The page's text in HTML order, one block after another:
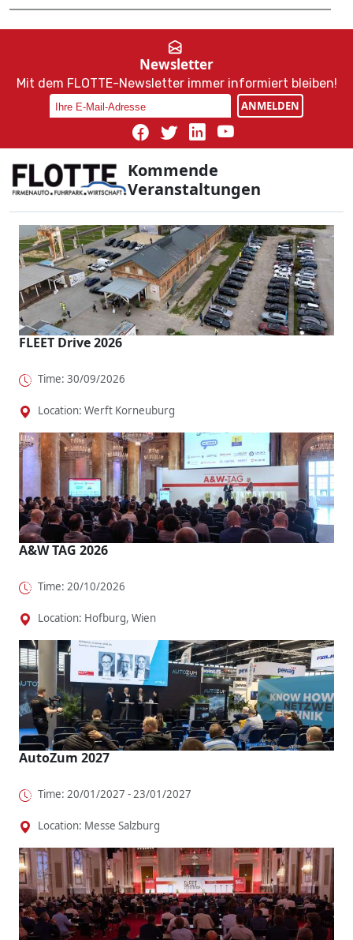
Newsletter
Mit dem FLOTTE-Newsletter immer informiert bleiben!
ANMELDEN
Kommende
Veranstaltungen
FLEET Drive 2026
Time: 30/09/2026
Location: Werft Korneuburg
A&W TAG 2026
Time: 20/10/2026
Location: Hofburg, Wien
AutoZum 2027
Time: 20/01/2027 - 23/01/2027
Location: Messe Salzburg